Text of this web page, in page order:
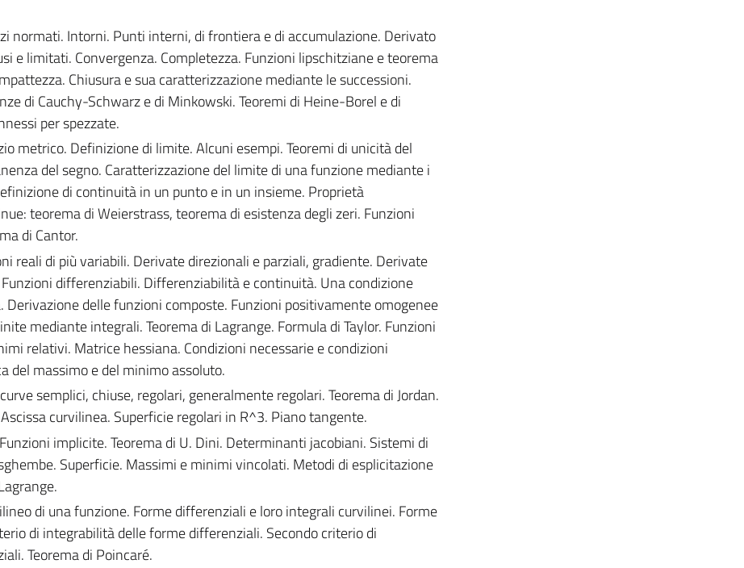
normati. Intorni. Punti interni, di frontiera e di accumulazione. Derivato
e limitati. Convergenza. Completezza. Funzioni lipschitziane e teorema
Chiusura e sua caratterizzazione mediante le successioni.
di Cauchy-Schwarz e di Minkowski. Teoremi di Heine-Borel e di
per spezzate.
metrico. Definizione di limite. Alcuni esempi. Teoremi di unicità del
del segno. Caratterizzazione del limite di una funzione mediante i
di continuità in un punto e in un insieme. Proprietà
teorema di Weierstrass, teorema di esistenza degli zeri. Funzioni
di Cantor.
reali di più variabili. Derivate direzionali e parziali, gradiente. Derivate
differenziabili. Differenziabilità e continuità. Una condizione
delle funzioni composte. Funzioni positivamente omogenee
mediante integrali. Teorema di Lagrange. Formula di Taylor. Funzioni
relativi. Matrice hessiana. Condizioni necessarie e condizioni
del massimo e del minimo assoluto.
semplici, chiuse, regolari, generalmente regolari. Teorema di Jordan.
curvilinea. Superficie regolari in R^3. Piano tangente.
implicite. Teorema di U. Dini. Determinanti jacobiani. Sistemi di
Superficie. Massimi e minimi vincolati. Metodi di esplicitazione
di una funzione. Forme differenziali e loro integrali curvilinei. Forme
di integrabilità delle forme differenziali. Secondo criterio di
Teorema di Poincaré.